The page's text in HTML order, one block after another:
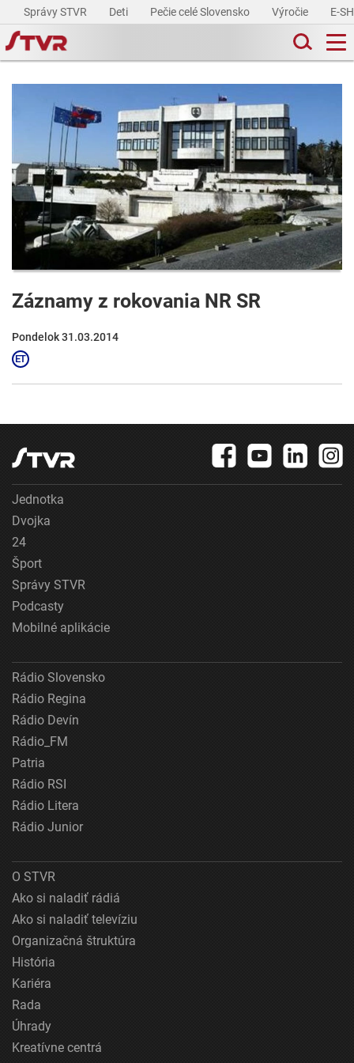
Správy STVR Deti Pečie celé Slovensko Výročie E-
Záznamy z rokovania NR SR
Pondelok 31.03.2014
Jednotka
Dvojka
24
Šport
Správy STVR
Podcasty
Mobilné aplikácie
Rádio Slovensko
Rádio Regina
Rádio Devín
Rádio_FM
Patria
Rádio RSI
Rádio Litera
Rádio Junior
O STVR
Ako si naladiť rádiá
Ako si naladiť televíziu
Organizačná štruktúra
História
Kariéra
Rada
Úhrady
Kreatívne centrá